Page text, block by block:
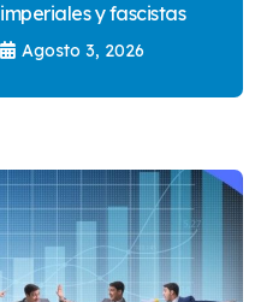
imperiales y fascistas
Agosto 3, 2026